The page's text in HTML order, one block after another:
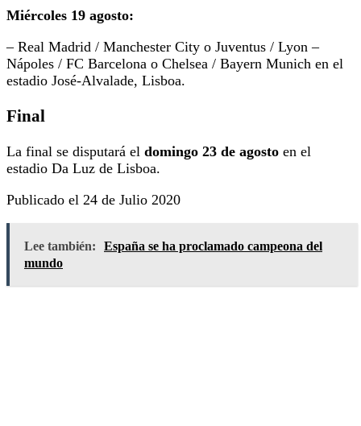
Miércoles 19 agosto:
– Real Madrid / Manchester City o Juventus / Lyon –
Nápoles / FC Barcelona o Chelsea / Bayern Munich en el
estadio José-Alvalade, Lisboa.
Final
La final se disputará el domingo 23 de agosto en el
estadio Da Luz de Lisboa.
Publicado el 24 de Julio 2020
Lee también:
España se ha proclamado campeona del
mundo